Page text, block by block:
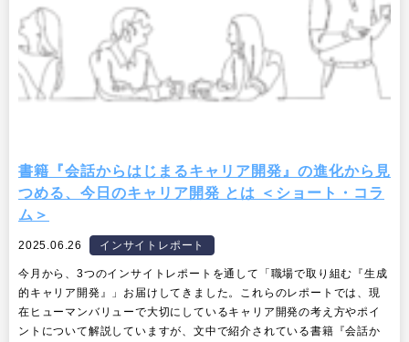
書籍『会話からはじまるキャリア開発』の進化から見
つめる、今日のキャリア開発 とは ＜ショート・コラ
ム＞
2025.06.26 インサイトレポート
今月から、3つのインサイトレポートを通して「職場で取り組む『生成
的キャリア開発』」お届けしてきました。これらのレポートでは、現
在ヒューマンバリューで大切にしているキャリア開発の考え方やポイ
ントについて解説していますが、文中で紹介されている書籍『会話か